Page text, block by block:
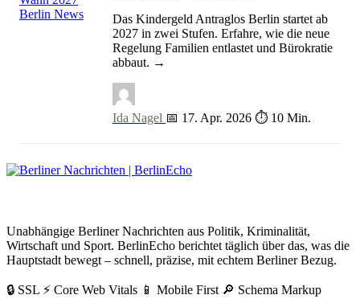
Kindergeld Antraglos Berlin: Ab wann 2027 – alle Infos
Das Kindergeld Antraglos Berlin startet ab
2027 in zwei Stufen. Erfahre, wie die neue
Regelung Familien entlastet und Bürokratie
abbaut. →
Ida Nagel 📅 17. Apr. 2026 ⏱ 10 Min.
Unabhängige Berliner Nachrichten aus Politik, Kriminalität,
Wirtschaft und Sport. BerlinEcho berichtet täglich über das, was die
Hauptstadt bewegt – schnell, präzise, mit echtem Berliner Bezug.
🔒 SSL ⚡ Core Web Vitals 📱 Mobile First 🔎 Schema Markup